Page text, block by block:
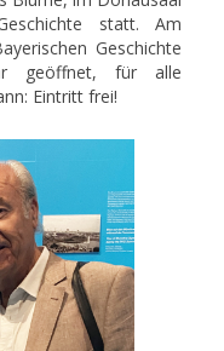
statt. Am
Geschichte
geöffnet, für alle
Eintritt frei!